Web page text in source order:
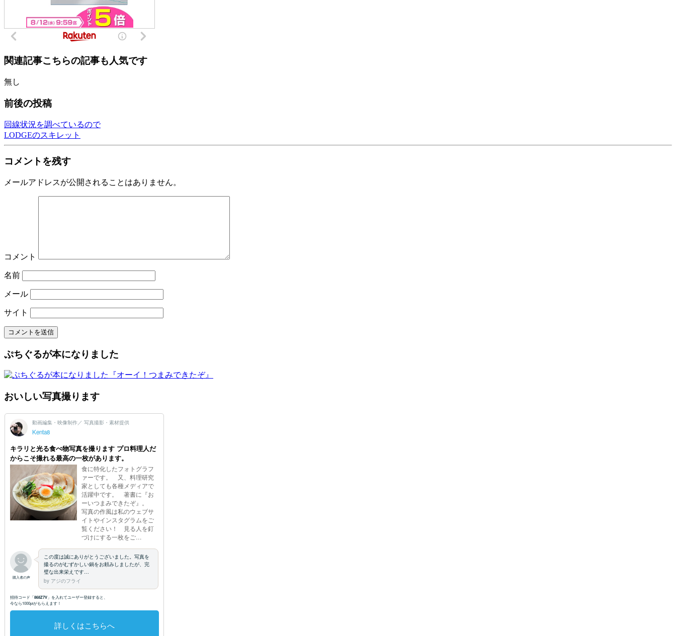
関連記事こちらの記事も人気です
無し
前後の投稿
回線状況を調べているので
LODGEのスキレット
コメントを残す
メールアドレスが公開されることはありません。
コメント
名前
メール
サイト
ぷちぐるが本になりました
おいしい写真撮ります